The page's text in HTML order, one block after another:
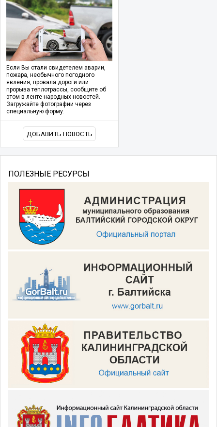
Если Вы стали свидетелем аварии,
пожара, необычного погодного
явления, провала дороги или
прорыва теплотрассы, сообщите об
этом в ленте народных новостей.
Загружайте фотографии через
специальную форму.
ДОБАВИТЬ НОВОСТЬ
ПОЛЕЗНЫЕ РЕСУРСЫ